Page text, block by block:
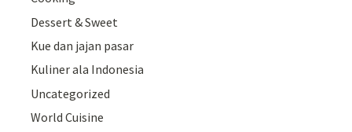
Dessert & Sweet
Kue dan jajan pasar
Kuliner ala Indonesia
Uncategorized
World Cuisine